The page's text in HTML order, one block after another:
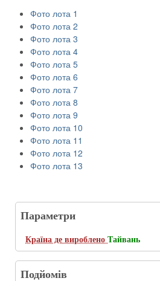
Фото лота 1
Фото лота 2
Фото лота 3
Фото лота 4
Фото лота 5
Фото лота 6
Фото лота 7
Фото лота 8
Фото лота 9
Фото лота 10
Фото лота 11
Фото лота 12
Фото лота 13
Параметри
Країна де вироблено Тайвань
Подйомів